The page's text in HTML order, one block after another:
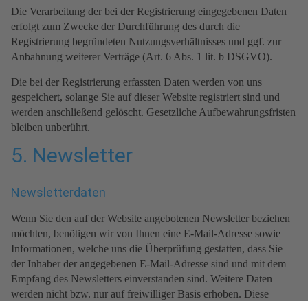
Die Verarbeitung der bei der Registrierung eingegebenen Daten
erfolgt zum Zwecke der Durchführung des durch die
Registrierung begründeten Nutzungsverhältnisses und ggf. zur
Anbahnung weiterer Verträge (Art. 6 Abs. 1 lit. b DSGVO).
Die bei der Registrierung erfassten Daten werden von uns
gespeichert, solange Sie auf dieser Website registriert sind und
werden anschließend gelöscht. Gesetzliche Aufbewahrungsfristen
bleiben unberührt.
5. Newsletter
Newsletter­daten
Wenn Sie den auf der Website angebotenen Newsletter beziehen
möchten, benötigen wir von Ihnen eine E-Mail-Adresse sowie
Informationen, welche uns die Überprüfung gestatten, dass Sie
der Inhaber der angegebenen E-Mail-Adresse sind und mit dem
Empfang des Newsletters einverstanden sind. Weitere Daten
werden nicht bzw. nur auf freiwilliger Basis erhoben. Diese